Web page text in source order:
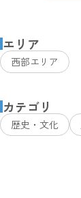
エリア
西部エリア
カテゴリ
歴史・文化